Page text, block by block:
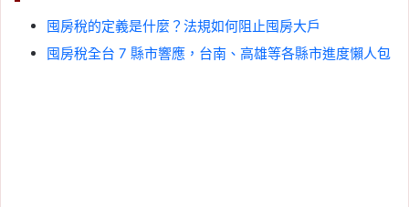
囤房稅的定義是什麼？法規如何阻止囤房大戶
囤房稅全台 7 縣市響應，台南、高雄等各縣市進度懶人包